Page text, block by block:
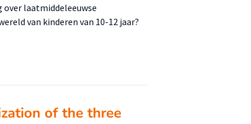
laatmiddeleeuwse
van kinderen van 10-12 jaar?
of the three